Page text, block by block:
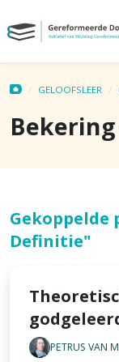
GELOOFSLEER
Definitie"
PETRUS VAN